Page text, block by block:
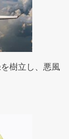
樹立し、悪風